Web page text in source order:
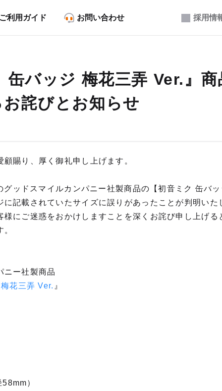
採用情
利用ガイド お問い合わせ
缶バッジ 梅花三弄 Ver.』商
詫びとお知らせ
賜り、厚く御礼申し上げます。
ッドスマイルカンパニー社製商品の【初音ミク 缶バ
に記載されていたサイズに誤りがあったことが判明いた
様にご迷惑をおかけしますことを深くお詫び申し上げる
ニー社製商品
花三弄 Ver. 』
）